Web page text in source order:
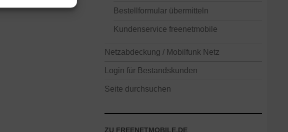
Bestellformular übermitteln
Kundenservice freenetmobile
Netzabdeckung / Mobilfunk Netz
Login für Bestandskunden
Seite durchsuchen
ZU FREENETMOBILE.DE